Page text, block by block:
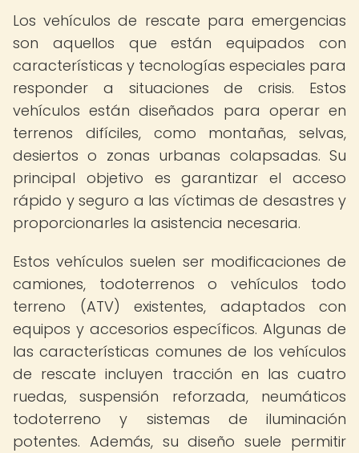
Los vehículos de rescate para emergencias
son aquellos que están equipados con
características y tecnologías especiales para
responder a situaciones de crisis. Estos
vehículos están diseñados para operar en
terrenos difíciles, como montañas, selvas,
desiertos o zonas urbanas colapsadas. Su
principal objetivo es garantizar el acceso
rápido y seguro a las víctimas de desastres y
proporcionarles la asistencia necesaria.
Estos vehículos suelen ser modificaciones de
camiones, todoterrenos o vehículos todo
terreno (ATV) existentes, adaptados con
equipos y accesorios específicos. Algunas de
las características comunes de los vehículos
de rescate incluyen tracción en las cuatro
ruedas, suspensión reforzada, neumáticos
todoterreno y sistemas de iluminación
potentes. Además, su diseño suele permitir